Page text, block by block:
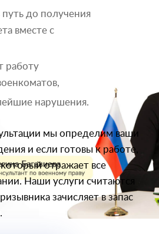
путь до получения
вместе с
работу
нарушения.
мы определим ваши
и если готовы к работе,
отражает все
Наши услуги считаются
зачисляет в запас